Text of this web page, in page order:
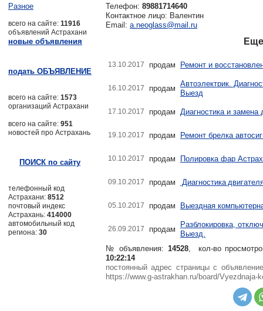
Телефон: 89881714640
Контактное лицо: Валентин
Email: a.neoglass@mail.ru
13.10.2017 продам Ремонт и
16.10.2017 продам
Автоэлектрик.
Выезд
17.10.2017 продам Диагностика и замена
19.10.2017 продам Ремонт брелка
10.10.2017 продам Полировка фар
09.10.2017 продам Диагностика
05.10.2017 продам Выездная
26.09.2017 продам
Разблокировка,
Выезд.
№ объявления: 14528, кол-во
10:22:14
постоянный адрес страницы с
https://www.g-astrakhan.ru/board/
Разное
всего на сайте: 11916
объявлений Астрахани
новые объявления
подать ОБЪЯВЛЕНИЕ
всего на сайте: 1573
организаций Астрахани
всего на сайте: 951
новостей про Астрахань
ПОИСК по сайту
телефонный код
Астрахани: 8512
почтовый индекс
Астрахань: 414000
автомобильный код
региона: 30